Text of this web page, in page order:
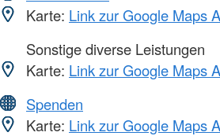
Karte: Link zur Google Maps
Sonstige diverse Leistungen
Karte: Link zur Google Maps
Spenden
Karte: Link zur Google Maps